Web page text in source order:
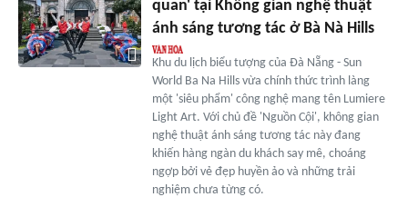
quan' tại Không gian nghệ thuật
ánh sáng tương tác ở Bà Nà Hills
Khu du lịch biểu tượng của Đà Nẵng - Sun
World Ba Na Hills vừa chính thức trình làng
một 'siêu phẩm' công nghệ mang tên Lumiere
Light Art. Với chủ đề 'Nguồn Cội', không gian
nghệ thuật ánh sáng tương tác này đang
khiến hàng ngàn du khách say mê, choáng
ngợp bởi vẻ đẹp huyền ảo và những trải
nghiệm chưa từng có.